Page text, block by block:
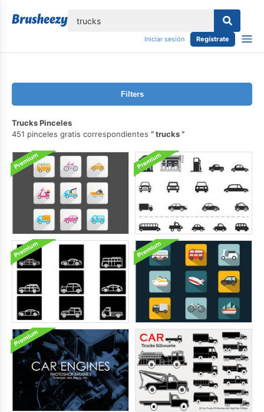
Iniciar sesión Regístrate
Filters
Trucks Pinceles
451 pinceles gratis correspondientes
trucks